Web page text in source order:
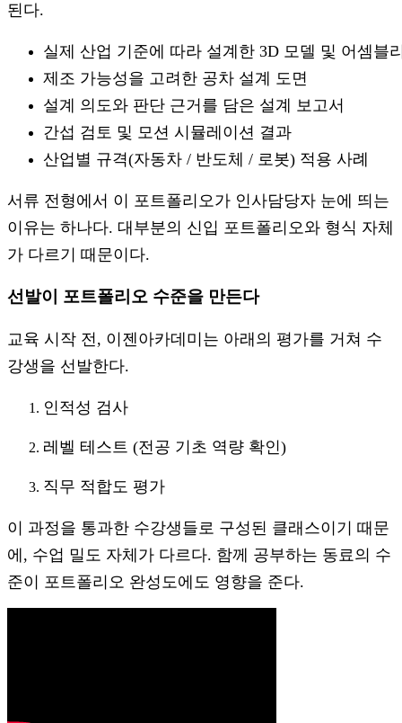
된다.
실제 산업 기준에 따라 설계한 3D 모델 및 어셈블
제조 가능성을 고려한 공차 설계 도면
설계 의도와 판단 근거를 담은 설계 보고서
간섭 검토 및 모션 시뮬레이션 결과
산업별 규격(자동차 / 반도체 / 로봇) 적용 사례
서류 전형에서 이 포트폴리오가 인사담당자 눈에 띄는
이유는 하나다. 대부분의 신입 포트폴리오와 형식 자체
가 다르기 때문이다.
선발이 포트폴리오 수준을 만든다
교육 시작 전, 이젠아카데미는 아래의 평가를 거쳐 수
강생을 선발한다.
인적성 검사
레벨 테스트 (전공 기초 역량 확인)
직무 적합도 평가
이 과정을 통과한 수강생들로 구성된 클래스이기 때문
에, 수업 밀도 자체가 다르다. 함께 공부하는 동료의 수
준이 포트폴리오 완성도에도 영향을 준다.